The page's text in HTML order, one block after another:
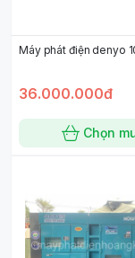
Máy phát điện denyo
36.000.000đ
Chọn